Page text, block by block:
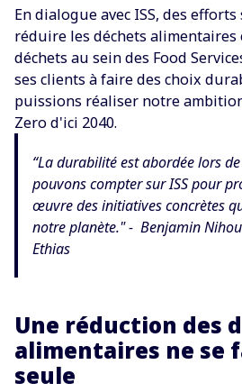
En dialogue avec ISS, des
réduire les déchets
déchets au sein des Food
ses clients à faire des choix
puissions réaliser notre
Zero d'ici 2040.
“La durabilité est abordée lors
pouvons compter sur ISS pour
œuvre des initiatives concrètes
notre planète." -Benjamin
Ethias
Une réduction des
alimentaires ne se
seule